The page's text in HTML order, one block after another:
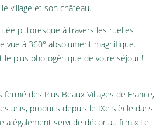
village et son château.
pittoresque à travers les ruelles
vue à 360° absolument magnifique.
le plus photogénique de votre séjour !
des Plus Beaux Villages de France,
anis, produits depuis le IXe siècle dans
a également servi de décor au film « Le